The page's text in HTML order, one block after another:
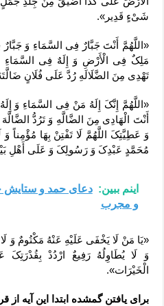
شَیْءٍ قَدِیر».
«اللَّهُمَّ أَنْتَ جَبَّارٌ فِی السَّمَاءِ وَ
مَلِکٌ فِی الْأَرْضِ وَ إِلَهٌ فِی السَّمَاءِ
تَهْدِی مِنَ الضَّلَالَهِ رُدَّ عَلَى فُلَانٍ
«اللَّهُمَّ إِنَّکَ إِلَهُ مَنْ فِی السَّمَاءِ وَ
أَنْتَ الْهَادِی مِنَ الضَّالَّهِ وَ تَرُدُّ
وَ عَطِیَّتِکَ اللَّهُمَّ لَا تَفْتِنْ بِهَا مُؤْمِناً
مُحَمَّدٍ عَبْدِکَ وَ رَسُولِکَ وَ عَلَى أَهْلِ
اینم ببین: دعای حمد و ستایش
و مجرب
«یَا مَنْ لَا یَخْفَى عَلَیْهِ عَنْهُ مَکْتُومٌ وَ
وَ لَا یُطَاوِلُهُ رَفِیعٌ ارْدُدْ
الْخَیْرَات».
برای یافتن گمشده ابتدا این آیه از